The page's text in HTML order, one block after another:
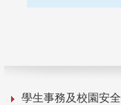
學生事務及校園安全